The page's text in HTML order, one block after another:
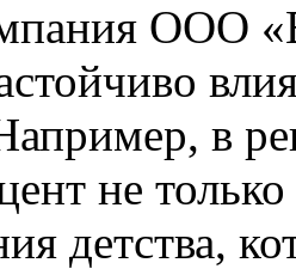
ООО
в
не
детства,